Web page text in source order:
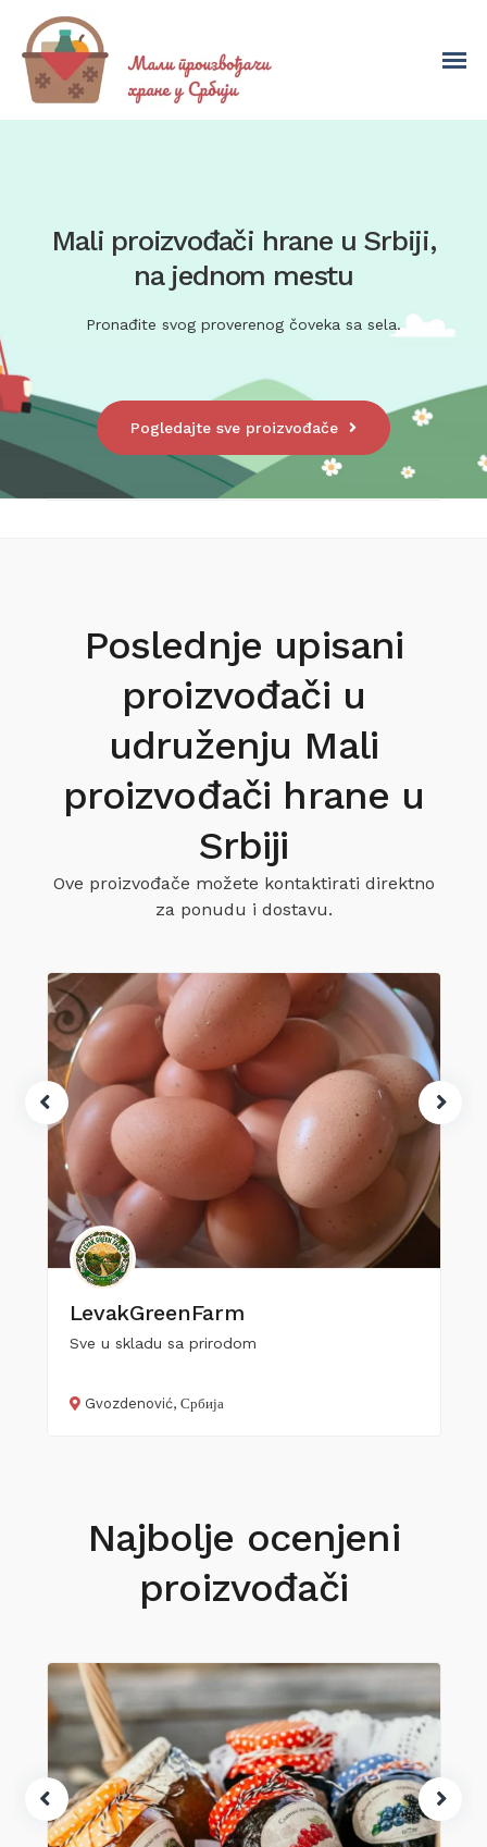
Mali proizvođači hrane u Srbiji,
na jednom mestu
Pronađite svog proverenog čoveka sa sela.
Pogledajte sve proizvođače
Poslednje upisani
proizvođači u
udruženju Mali
proizvođači hrane u
Srbiji
Ove proizvođače možete kontaktirati direktno
za ponudu i dostavu.
LevakGreenFarm
Sve u skladu sa prirodom
Gvozdenović, Србија
Najbolje ocenjeni
proizvođači